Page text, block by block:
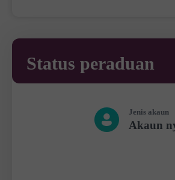
Status peraduan
Jenis akaun
Akaun